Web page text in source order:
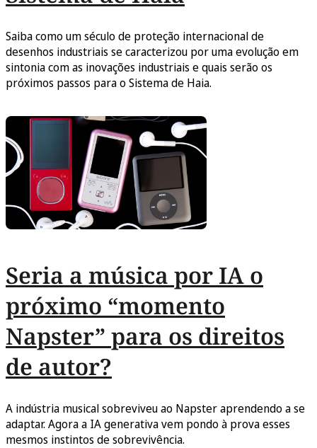
Saiba como um século de proteção internacional de
desenhos industriais se caracterizou por uma evolução em
sintonia com as inovações industriais e quais serão os
próximos passos para o Sistema de Haia.
Seria a música por IA o
próximo “momento
Napster” para os direitos
de autor?
A indústria musical sobreviveu ao Napster aprendendo a se
adaptar. Agora a IA generativa vem pondo à prova esses
mesmos instintos de sobrevivência.